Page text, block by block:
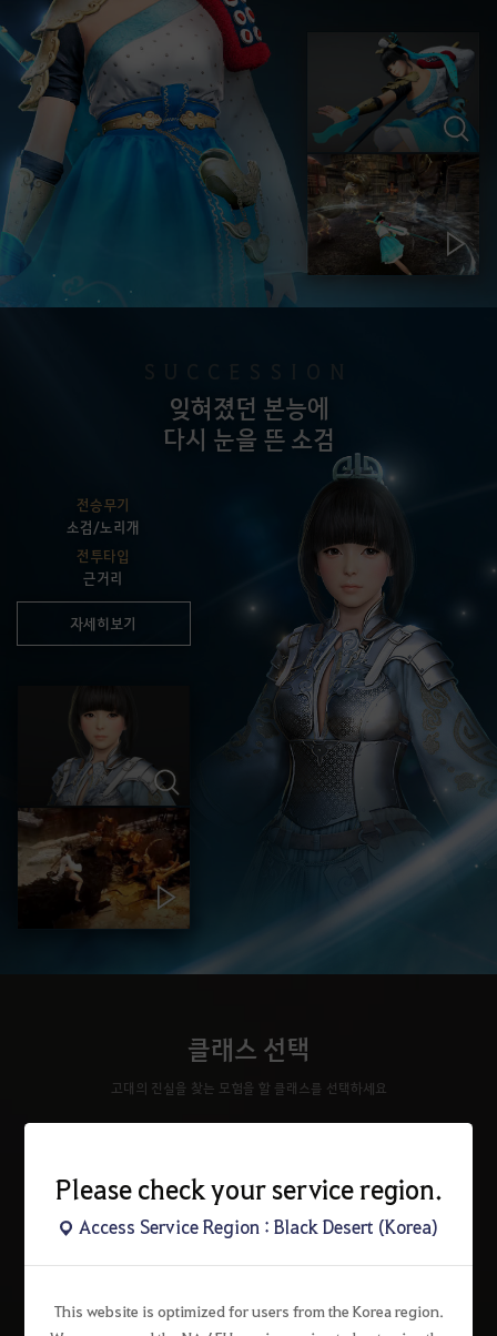
Please check your service region.
Access Service Region : Black Desert (Korea)
This website is optimized for users from the Korea region.
잊혀졌던 본능에
다시 눈을 뜬 소검
전승무기
소검/노리개
전투타입
근거리
자세히보기
클래스 선택
고대의 진실을 찾는 모험을 할 클래스를 선택하세요
소서러